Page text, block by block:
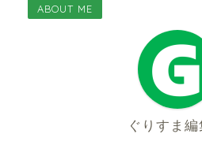
ABOUT ME
ぐりすま編